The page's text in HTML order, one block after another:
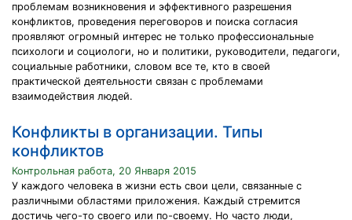
проблемам возникновения и эффективного разрешения
конфликтов, проведения переговоров и поиска согласия
проявляют огромный интерес не только профессиональные
психологи и социологи, но и политики, руководители, педагоги,
социальные работники, словом все те, кто в своей
практической деятельности связан с проблемами
взаимодействия людей.
Конфликты в организации. Типы
конфликтов
Контрольная работа, 20 Января 2015
У каждого человека в жизни есть свои цели, связанные с
различными областями приложения. Каждый стремится
достичь чего-то своего или по-своему. Но часто люди,